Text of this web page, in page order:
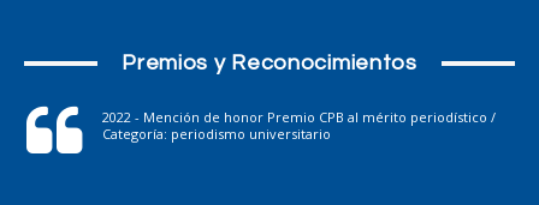
Premios y Reconocimientos
2022 - Mención de honor Premio CPB al mérito periodístico /
Categoría: periodismo universitario